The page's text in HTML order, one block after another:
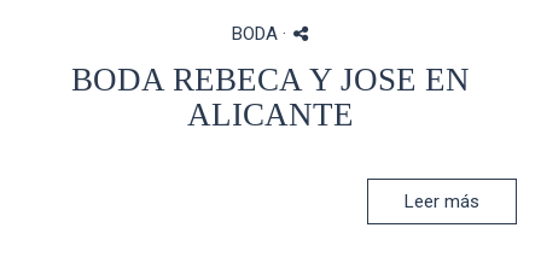
BODA·
BODA REBECA Y JOSE EN
ALICANTE
Leer más